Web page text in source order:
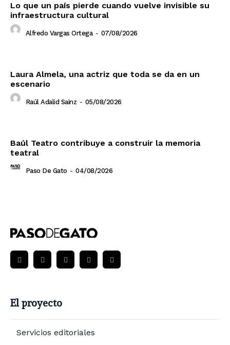
Lo que un país pierde cuando vuelve invisible su
infraestructura cultural
Alfredo Vargas Ortega - 07/08/2026
Laura Almela, una actriz que toda se da en un
escenario
Raúl Adalid Sainz - 05/08/2026
Baúl Teatro contribuye a construir la memoria
teatral
Paso De Gato - 04/08/2026
El proyecto
Servicios editoriales